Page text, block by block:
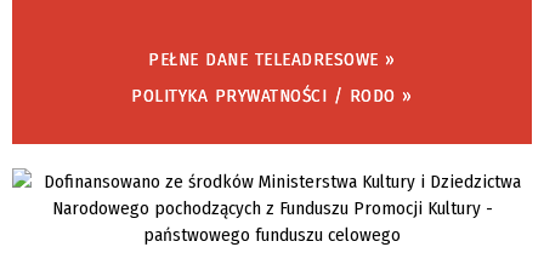
PEŁNE DANE TELEADRESOWE »
POLITYKA PRYWATNOŚCI / RODO »